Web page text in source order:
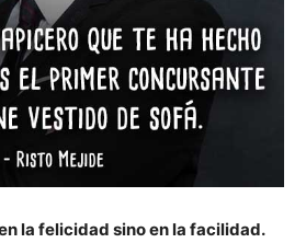
la felicidad sino en la facilidad.